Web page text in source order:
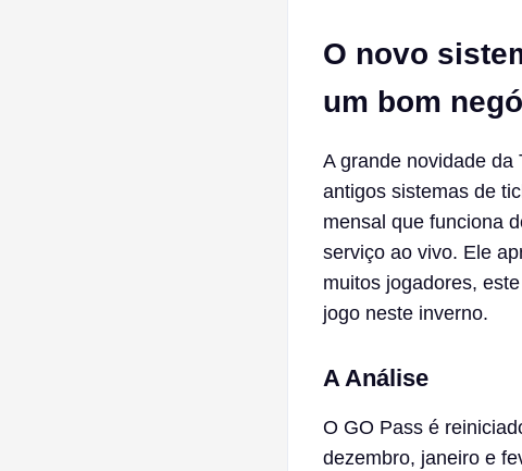
O novo
um bom
A grande novidade da
antigos sistemas de
mensal que funciona
serviço ao vivo. Ele
muitos jogadores,
jogo neste inverno.
A Análise
O GO Pass é
dezembro, janeiro e